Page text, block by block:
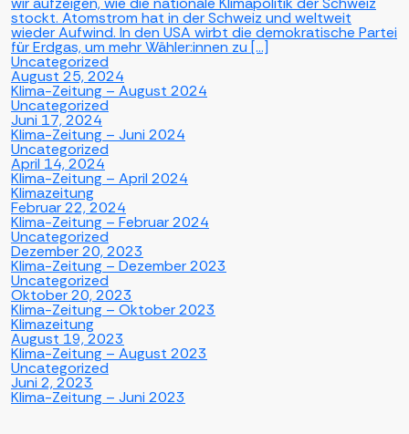
stockt. Atomstrom hat in der Schweiz und weltweit
wieder Aufwind. In den USA wirbt die demokratische Partei
für Erdgas, um mehr Wähler:innen zu […]
Uncategorized
August 25, 2024
Klima-Zeitung – August 2024
Uncategorized
Juni 17, 2024
Klima-Zeitung – Juni 2024
Uncategorized
April 14, 2024
Klima-Zeitung – April 2024
Klimazeitung
Februar 22, 2024
Klima-Zeitung – Februar 2024
Uncategorized
Dezember 20, 2023
Klima-Zeitung – Dezember 2023
Uncategorized
Oktober 20, 2023
Klima-Zeitung – Oktober 2023
Klimazeitung
August 19, 2023
Klima-Zeitung – August 2023
Uncategorized
Juni 2, 2023
Klima-Zeitung – Juni 2023